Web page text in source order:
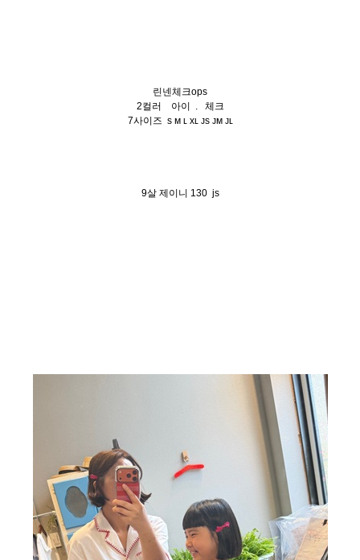
린넨체크ops
2컬러 아이 . 체크
7사이즈 s ᴍ ʟ xʟ ᴊs ᴊᴍ ᴊʟ
9살 제이니 130 js